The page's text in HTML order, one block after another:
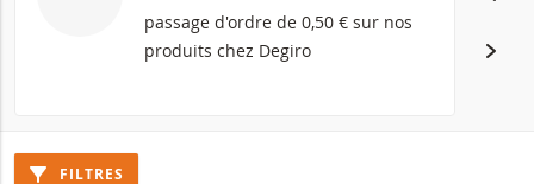
passage d'ordre de 0,50 € sur nos
produits chez Degiro
FILTRES